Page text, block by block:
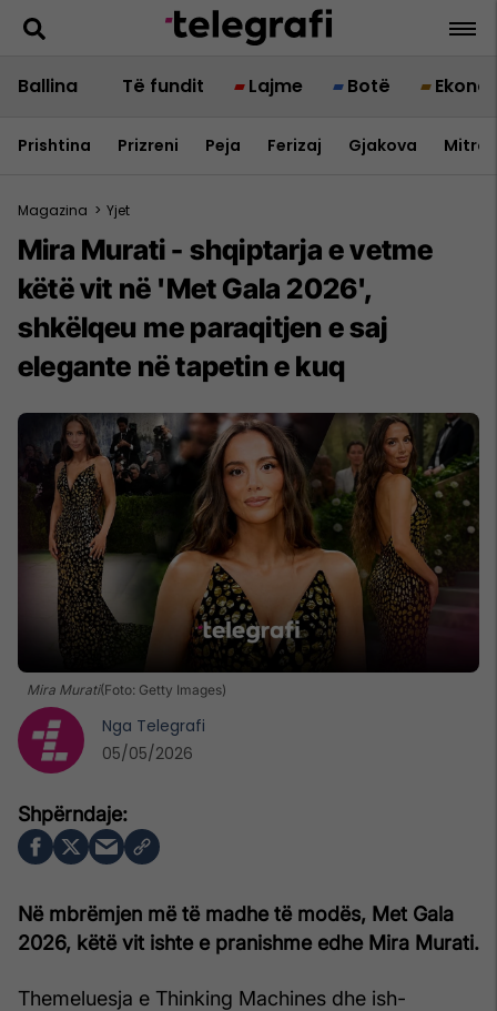
Ballina Të fundit Lajme Botë
Prishtina Prizreni Peja Ferizaj Gjakova
Magazina > Yjet
Mira Murati - shqiptarja e vetme
këtë vit në 'Met Gala 2026',
shkëlqeu me paraqitjen e saj
elegante në tapetin e kuq
Mira Murati(Foto: Getty Images)
Në mbrëmjen më të madhe të modës, Met Gala
2026, këtë vit ishte e pranishme edhe Mira Murati.
Themeluesja e Thinking Machines dhe ish-
Nga Telegrafi
05/05/2026